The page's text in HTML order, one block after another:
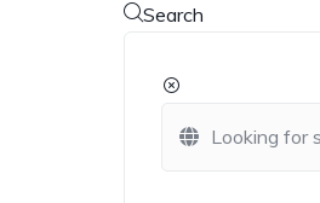
Search